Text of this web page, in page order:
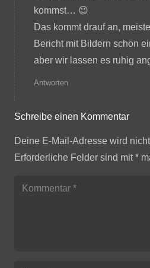
kommst… 😉
Das kommt drauf an,
Bericht mit Bildern schon
aber wir lassen es ruhig
Antworten
Schreibe einen Kommentar
Deine E-Mail-Adresse wird
Erforderliche Felder sind mit*